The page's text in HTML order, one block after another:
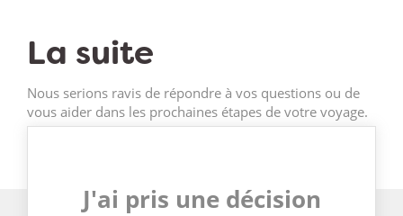
La suite
Nous serions ravis de répondre à vos questions ou de
vous aider dans les prochaines étapes de votre voyage.
J'ai pris une décision